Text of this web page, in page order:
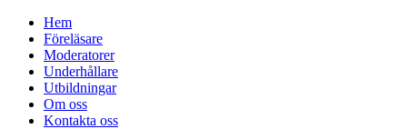
Hem
Föreläsare
Moderatorer
Underhållare
Utbildningar
Om oss
Kontakta oss